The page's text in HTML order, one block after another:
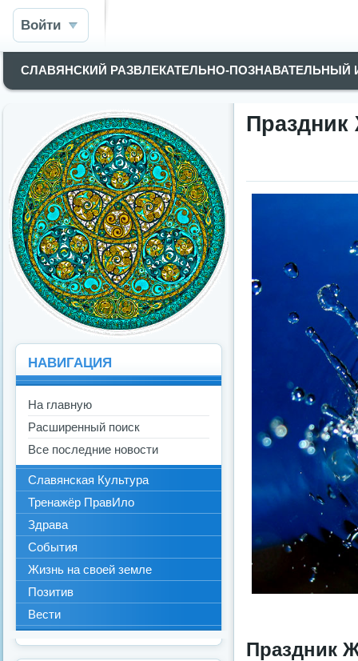
Войти
СЛАВЯНСКИЙ РАЗВЛЕКАТЕЛЬНО-
Праздник
НАВИГАЦИЯ
На главную
Расширенный поиск
Все последние новости
Славянская Культура
Тренажёр ПравИло
Здрава
События
Жизнь на своей земле
Позитив
Вести